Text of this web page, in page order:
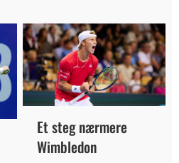
Et steg nærmere
Wimbledon